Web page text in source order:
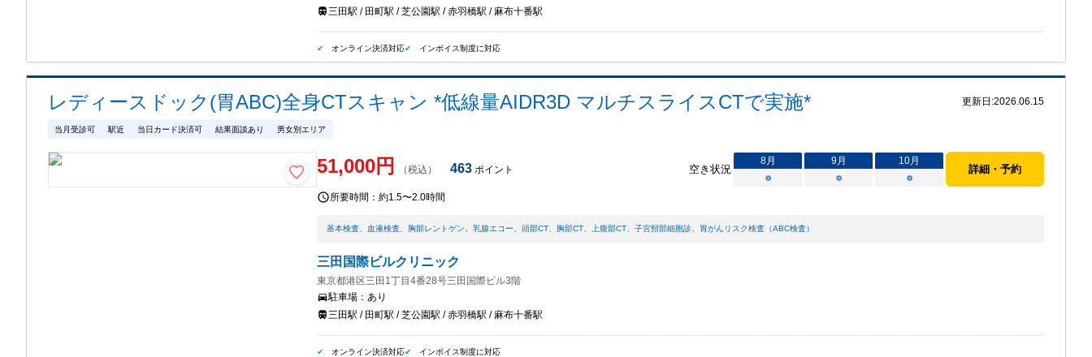
三田駅 / 田町駅 / 芝公園駅 / 赤羽橋駅 / 麻布十番駅
オンライン決済対応 インボイス制度に対応
レディースドック(胃ABC)全身CTスキャン *低線量AIDR3D マルチスライスCTで実施* 更新日:2026.06.15
当月受診可 駅近 当日カード決済可 結果面談あり 男女別エリア
51,000円 （税込） 463 ポイント 空き状況
8月 9月 10月
○
○ ○
詳細・予約
所要時間：約1.5〜2.0時間
基本検査 血液検査 胸部レントゲン 、乳腺エコー 、頭部CT 胸部CT 上腹部CT 、子宮頸部細胞診 胃がんリスク検査（ABC検査）
三田国際ビルクリニック
東京都港区三田1丁目4番28号三田国際ビル3階
駐車場：あり
三田駅 / 田町駅 / 芝公園駅 / 赤羽橋駅 / 麻布十番駅
オンライン決済対応 インボイス制度に対応